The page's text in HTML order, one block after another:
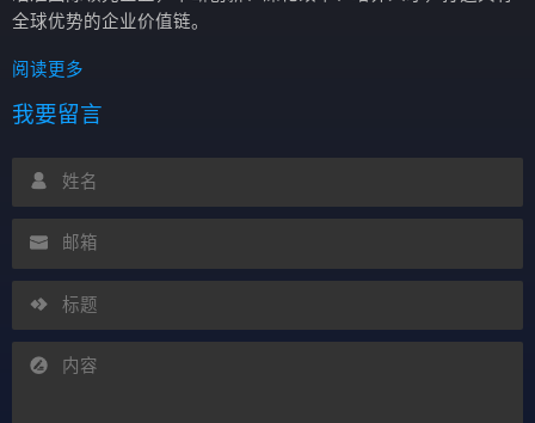
全球优势的企业价值链。
阅读更多
我要留言